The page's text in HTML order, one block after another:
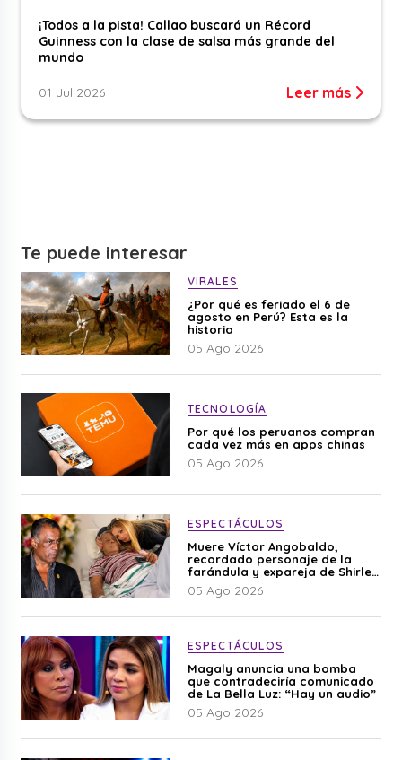
¡Todos a la pista! Callao buscará un Récord
Guinness con la clase de salsa más grande del
mundo
01 Jul 2026 Leer más
Te puede interesar
VIRALES
¿Por qué es feriado el 6 de
agosto en Perú? Esta es la
historia
05 Ago 2026
TECNOLOGÍA
Por qué los peruanos compran
cada vez más en apps chinas
05 Ago 2026
ESPECTÁCULOS
Muere Víctor Angobaldo,
recordado personaje de la
farándula y expareja de Shirley
Cherres
05 Ago 2026
ESPECTÁCULOS
Magaly anuncia una bomba
que contradeciría comunicado
de La Bella Luz: “Hay un audio”
05 Ago 2026